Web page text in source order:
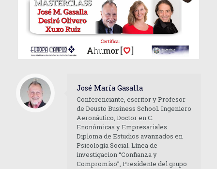
José María Gasalla
Conferenciante, escritor y Profesor
de Deusto Business School. Ingeniero
Aeronáutico, Doctor en C.
Enonómicas y Empresariales.
Diploma de Estudios avanzados en
Psicología Social. Línea de
investigacion “Confianza y
Compromiso”, Presidente del grupo